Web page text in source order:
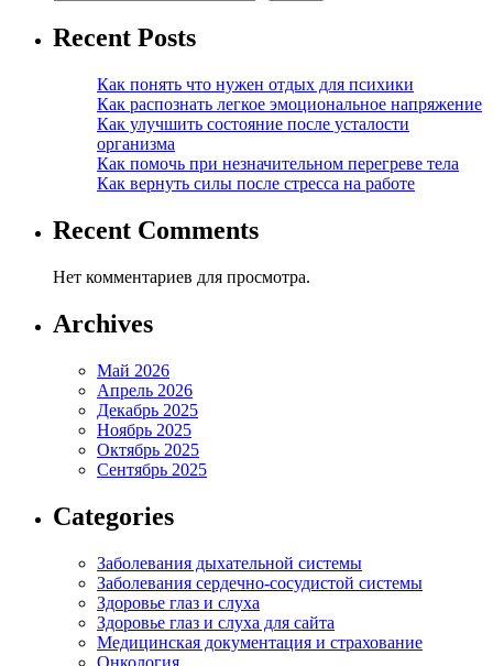
Recent Posts
Как понять что нужен отдых для психики
Как распознать легкое эмоциональное напряжение
Как улучшить состояние после усталости
организма
Как помочь при незначительном перегреве тела
Как вернуть силы после стресса на работе
Recent Comments
Нет комментариев для просмотра.
Archives
Май 2026
Апрель 2026
Декабрь 2025
Ноябрь 2025
Октябрь 2025
Сентябрь 2025
Categories
Заболевания дыхательной системы
Заболевания сердечно-сосудистой системы
Здоровье глаз и слуха
Здоровье глаз и слуха для сайта
Медицинская документация и страхование
Онкология